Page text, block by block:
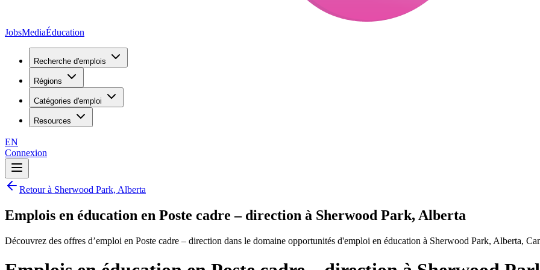
JobsMediaÉducation
Recherche d'emplois
Régions
Catégories d'emploi
Resources
EN
Connexion
Retour à Sherwood Park, Alberta
Emplois en éducation en Poste cadre – direction à Sherwood Park, Alberta
Découvrez des offres d’emploi en Poste cadre – direction dans le domaine opportunités d'emploi en éducation à Sherwood Park, Alberta,